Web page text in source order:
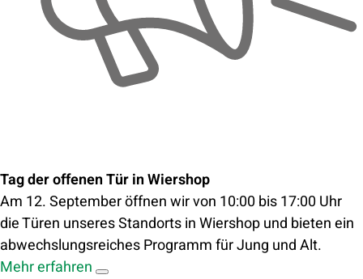
Tag der offenen Tür in Wiershop
Am 12. September öffnen wir von 10:00 bis 17:00 Uhr
die Türen unseres Standorts in Wiershop und bieten ein
abwechslungsreiches Programm für Jung und Alt.
Mehr erfahren